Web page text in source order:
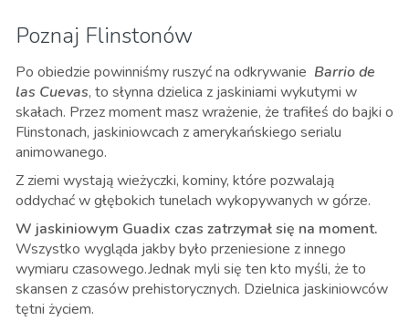
Poznaj Flinstonów
Po obiedzie powinniśmy ruszyć na odkrywanie Barrio de
las Cuevas, to słynna dzielica z jaskiniami wykutymi w
skałach. Przez moment masz wrażenie, że trafiłeś do bajki o
Flinstonach, jaskiniowcach z amerykańskiego serialu
animowanego.
Z ziemi wystają wieżyczki, kominy, które pozwalają
oddychać w głębokich tunelach wykopywanych w górze.
W jaskiniowym Guadix czas zatrzymał się na moment.
Wszystko wygląda jakby było przeniesione z innego
wymiaru czasowego.Jednak myli się ten kto myśli, że to
skansen z czasów prehistorycznych. Dzielnica jaskiniowców
tętni życiem.